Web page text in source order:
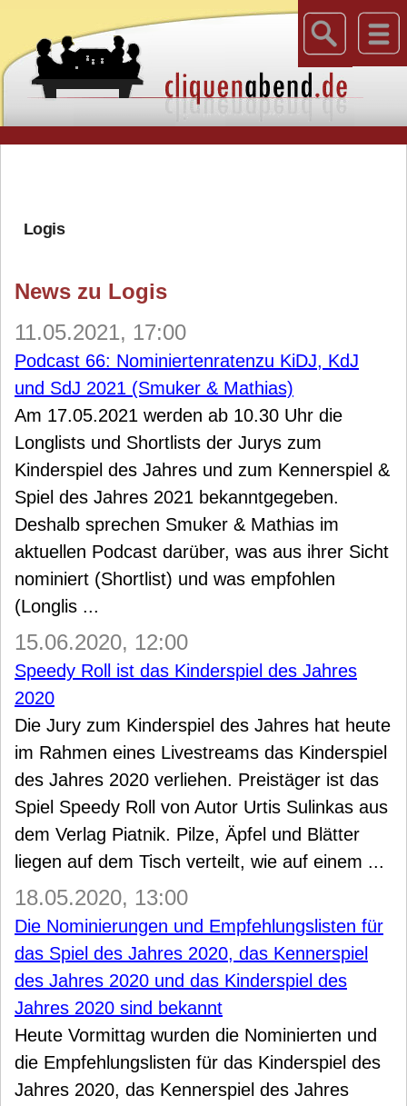
Logis
News zu Logis
11.05.2021, 17:00
Podcast 66: Nominiertenratenzu KiDJ, KdJ
und SdJ 2021 (Smuker & Mathias)
Am 17.05.2021 werden ab 10.30 Uhr die
Longlists und Shortlists der Jurys zum
Kinderspiel des Jahres und zum Kennerspiel &
Spiel des Jahres 2021 bekanntgegeben.
Deshalb sprechen Smuker & Mathias im
aktuellen Podcast darüber, was aus ihrer Sicht
nominiert (Shortlist) und was empfohlen
(Longlis ...
15.06.2020, 12:00
Speedy Roll ist das Kinderspiel des Jahres
2020
Die Jury zum Kinderspiel des Jahres hat heute
im Rahmen eines Livestreams das Kinderspiel
des Jahres 2020 verliehen. Preistäger ist das
Spiel Speedy Roll von Autor Urtis Sulinkas aus
dem Verlag Piatnik. Pilze, Äpfel und Blätter
liegen auf dem Tisch verteilt, wie auf einem ...
18.05.2020, 13:00
Die Nominierungen und Empfehlungslisten für
das Spiel des Jahres 2020, das Kennerspiel
des Jahres 2020 und das Kinderspiel des
Jahres 2020 sind bekannt
Heute Vormittag wurden die Nominierten und
die Empfehlungslisten für das Kinderspiel des
Jahres 2020, das Kennerspiel des Jahres